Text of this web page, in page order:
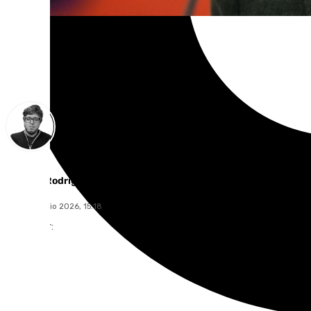
Enrique Rodríguez
jueves, 9 julio 2026, 15:18
Compartir: